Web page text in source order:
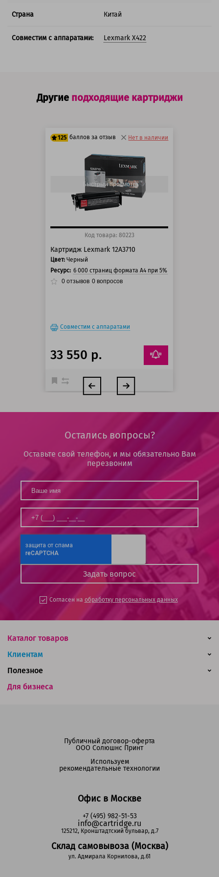
Страна Китай
Совместим с аппаратами: Lexmark X422
Другие подходящие картриджи
125 баллов за отзыв
125 баллов
Нет в наличии
Быстрый просмотр
Код товара: 80223
Картридж Lexmark 12A3710
Цвет: Черный
Ресурс: 6 000 страниц формата А4 при 5% заполнении
0 отзывов 0 вопросов
Совместим с аппаратами
33 550 р.
Остались вопросы?
Оставьте свой телефон, и мы обязательно Вам
перезвоним
Согласен на обработку персональных данных
Каталог товаров
Клиентам
Для бизнеса
Полезное
Офис в Москве
+7 (495) 982-51-53
info@cartridge.ru
125212, Кронштадтский бульвар, д.7
Склад самовывоза (Москва)
ул. Адмирала Корнилова, д.61
Публичный договор-оферта
ООО Солюшнс Принт
Используем
рекомендательные технологии